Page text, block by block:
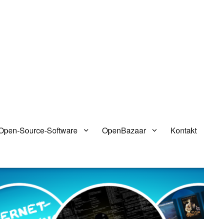
Source-Software OpenBazaar Kontakt